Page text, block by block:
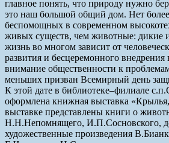
главное понять, что природу нужно
это наш большой общий дом. Нет
беспомощных в современном
живых существ, чем животные: дикие
жизнь во многом зависит от
развития и бесцеремонного
внимание общественности к
меньших призван Всемирный день
К этой дате в библиотеке–филиале
оформлена книжная выставка
выставке представлены книги о
Н.Н.Непомнящего, И.П.Сосновского,
художественные произведения